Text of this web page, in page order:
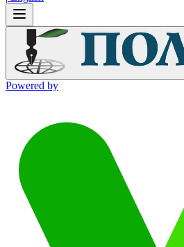
Powered by